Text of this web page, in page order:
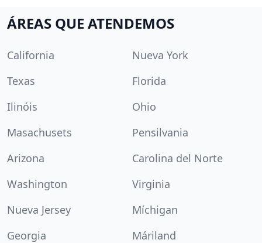
ÁREAS QUE ATENDEMOS
California
Nueva York
Texas
Florida
Ilinóis
Ohio
Masachusets
Pensilvania
Arizona
Carolina del Norte
Washington
Virginia
Nueva Jersey
Míchigan
Georgia
Máriland